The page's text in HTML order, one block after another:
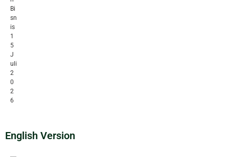
Bi
sn
is
1
5
J
uli
2
0
2
6
English Version